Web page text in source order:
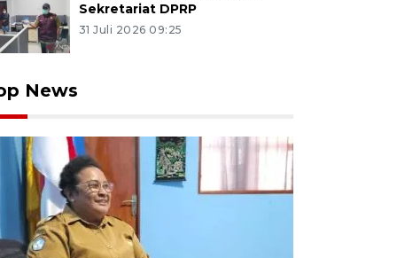
Sekretariat DPRP
31 Juli 2026 09:25
News